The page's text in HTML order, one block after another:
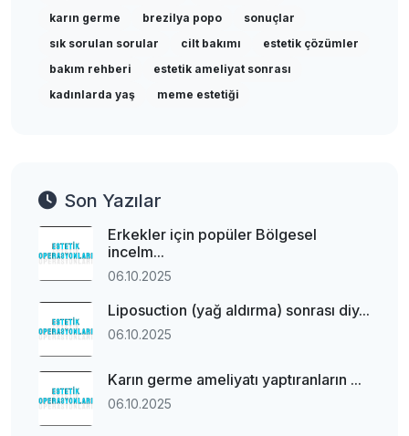
karın germe
brezilya popo
sonuçlar
sık sorulan sorular
cilt bakımı
estetik çözümler
bakım rehberi
estetik ameliyat sonrası
kadınlarda yaş
meme estetiği
Son Yazılar
Erkekler için popüler Bölgesel
incelm...
06.10.2025
Liposuction (yağ aldırma) sonrası diy...
06.10.2025
Karın germe ameliyatı yaptıranların ...
06.10.2025